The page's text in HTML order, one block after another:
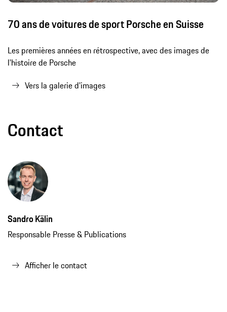
70 ans de voitures de sport Porsche en Suisse
Les premières années en rétrospective, avec des images de
l'histoire de Porsche
Vers la galerie d'images
Contact
Sandro Kälin
Responsable Presse & Publications
Afficher le contact